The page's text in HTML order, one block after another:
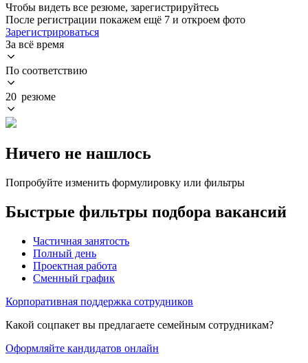
Чтобы видеть все резюме, зарегистрируйтесь
После регистрации покажем ещё 7 и откроем фото
Зарегистрироваться
За всё время
По соответствию
20 резюме
Ничего не нашлось
Попробуйте изменить формулировку или фильтры
Быстрые фильтры подбора вакансий
Частичная занятость
Полный день
Проектная работа
Сменный график
Корпоративная поддержка сотрудников
Какой соцпакет вы предлагаете семейным сотрудникам?
Оформляйте кандидатов онлайн